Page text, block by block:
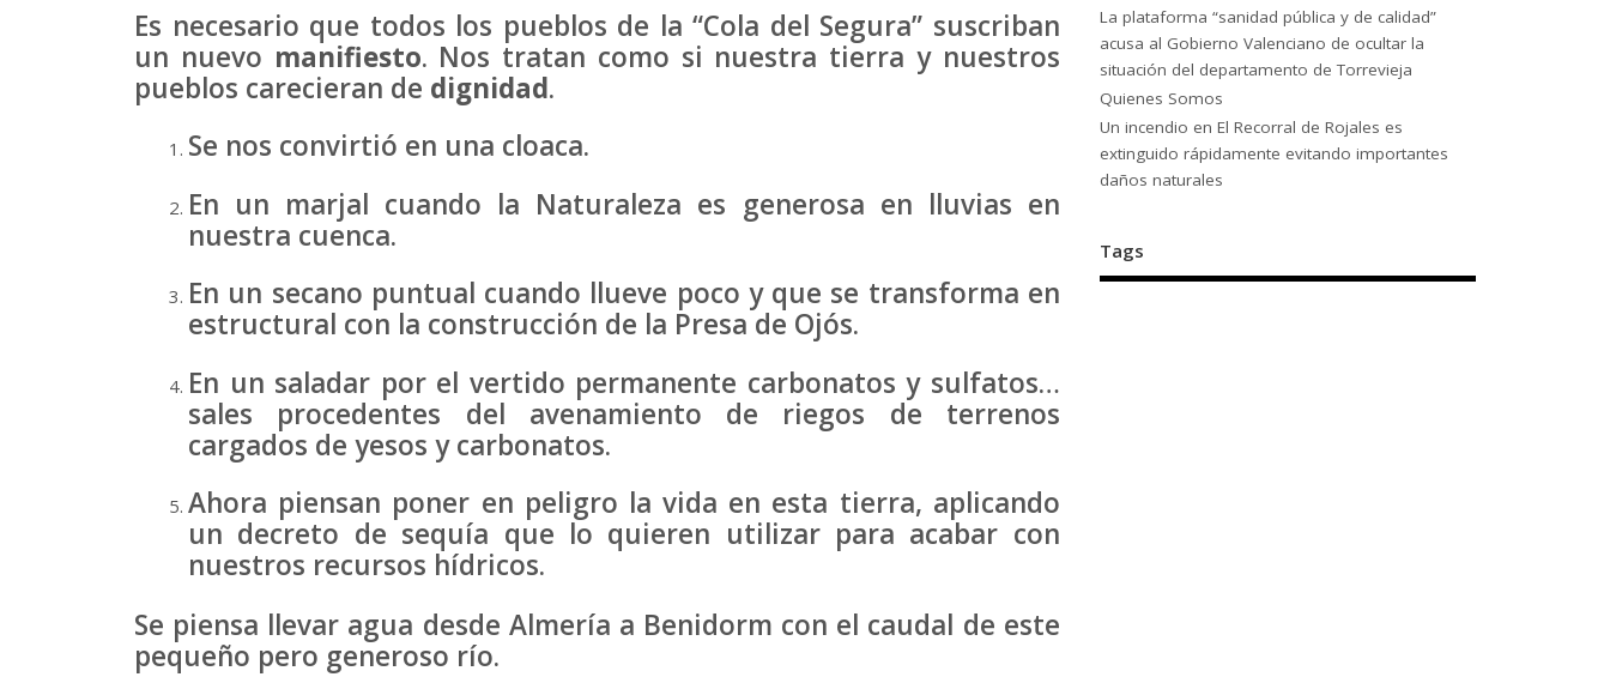
Es necesario que todos los pueblos de la “Cola del Segura” suscriban
un nuevo manifiesto. Nos tratan como si nuestra tierra y nuestros
pueblos carecieran de dignidad.
Se nos convirtió en una cloaca.
En un marjal cuando la Naturaleza es generosa en lluvias en
nuestra cuenca.
En un secano puntual cuando llueve poco y que se transforma en
estructural con la construcción de la Presa de Ojós.
En un saladar por el vertido permanente carbonatos y sulfatos…
sales procedentes del avenamiento de riegos de terrenos
cargados de yesos y carbonatos.
Ahora piensan poner en peligro la vida en esta tierra, aplicando
un decreto de sequía que lo quieren utilizar para acabar con
nuestros recursos hídricos.
Se piensa llevar agua desde Almería a Benidorm con el caudal de este
pequeño pero generoso río.
La plataforma “sanidad pública y de calidad”
acusa al Gobierno Valenciano de ocultar la
situación del departamento de Torrevieja
Quienes Somos
Un incendio en El Recorral de Rojales es
extinguido rápidamente evitando importantes
daños naturales
Tags